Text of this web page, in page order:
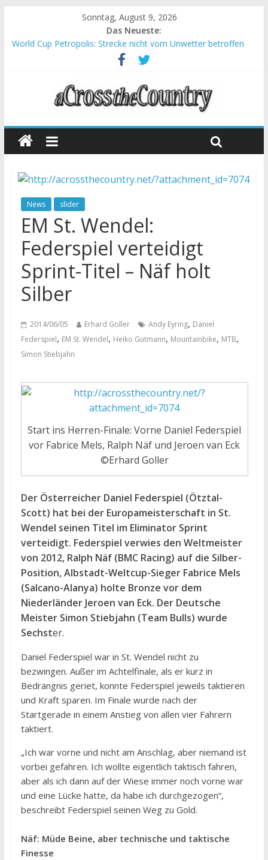
Sonntag, August 9, 2026
Das Neueste:
World Cup Petropolis: Strecke nicht vom Unwetter betroffen
Krumbach und Obergessertshausen: Mountainbike-Bundesliga
Supercup Massi Banyoles: Siege für Carod und Richards
Halbzeit beim Andalucia Bike Race: Weltmeister Seewald führt
Chelva: Schweizer Doppelsieg beim ersten XCO-Rennen der
News slider
EM St. Wendel:
Federspiel verteidigt
Sprint-Titel – Näf holt
Silber
2014/06/05 Erhard Goller Andy Eyring, Daniel
Federspiel, EM St. Wendel, Heiko Gutmann, Mountainbike, MTB,
Simon Stiebjahn
Start ins Herren-Finale: Vorne Daniel Federspiel
vor Fabrice Mels, Ralph Näf und Jeroen van Eck
©Erhard Goller
Der Österreicher Daniel Federspiel (Ötztal-
Scott) hat bei der Europameisterschaft in St.
Wendel seinen Titel im Eliminator Sprint
verteidigt. Federspiel verwies den Weltmeister
von 2012, Ralph Näf (BMC Racing) auf die Silber-
Position, Albstadt-Weltcup-Sieger Fabrice Mels
(Salcano-Alanya) holte Bronze vor dem
Niederländer Jeroen van Eck. Der Deutsche
Meister Simon Stiebjahn (Team Bulls) wurde
Sechster.
Daniel Federspiel war in St. Wendel nicht zu
bezwingen. Außer im Achtelfinale, als er kurz in
Bedrängnis geriet, konnte Federspiel jeweils taktieren
und Kraft sparen. Im Finale wurde nach der
Startgerade in einem Anstieg von allen vier Fahrern
taktiert.
„Ich war vorne und nicht am Anschlag, aber niemand ist
vorbei gefahren. Ich wollte eigentlich taktisch fahren,
aber als ich dann auf der Wiese immer noch vorne war
und eine Lücke hatte, da habe ich durchgezogen“,
beschreibt Federspiel seinen Weg zu Gold.
Näf: Müde Beine, aber technische und taktische
Finesse